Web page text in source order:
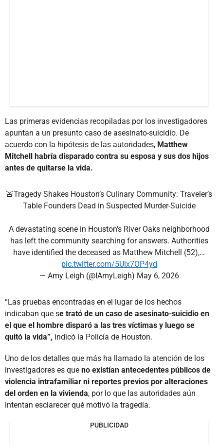
Las primeras evidencias recopiladas por los investigadores
apuntan a un presunto caso de asesinato-suicidio. De
acuerdo con la hipótesis de las autoridades, Matthew
Mitchell habría disparado contra su esposa y sus dos hijos
antes de quitarse la vida.
🚨Tragedy Shakes Houston’s Culinary Community: Traveler’s
Table Founders Dead in Suspected Murder-Suicide
​A devastating scene in Houston’s River Oaks neighborhood
has left the community searching for answers. Authorities
have identified the deceased as Matthew Mitchell (52),…
pic.twitter.com/5Ulx7OP4yd
— Amy Leigh (@IAmyLeigh) May 6, 2026
“Las pruebas encontradas en el lugar de los hechos
indicaban que se trató de un caso de asesinato-suicidio en
el que el hombre disparó a las tres víctimas y luego se
quitó la vida”, indicó la Policía de Houston.
Uno de los detalles que más ha llamado la atención de los
investigadores es que no existían antecedentes públicos de
violencia intrafamiliar ni reportes previos por alteraciones
del orden en la vivienda, por lo que las autoridades aún
intentan esclarecer qué motivó la tragedia.
PUBLICIDAD